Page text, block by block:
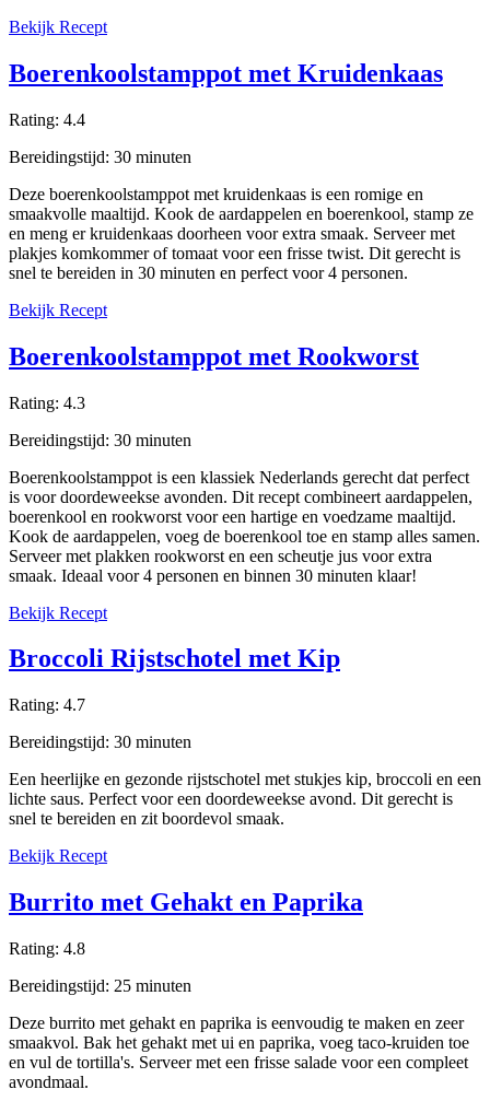
Bekijk Recept
Boerenkoolstamppot met Kruidenkaas
Rating: 4.4
Bereidingstijd: 30 minuten
Deze boerenkoolstamppot met kruidenkaas is een romige en
smaakvolle maaltijd. Kook de aardappelen en boerenkool, stamp ze
en meng er kruidenkaas doorheen voor extra smaak. Serveer met
plakjes komkommer of tomaat voor een frisse twist. Dit gerecht is
snel te bereiden in 30 minuten en perfect voor 4 personen.
Bekijk Recept
Boerenkoolstamppot met Rookworst
Rating: 4.3
Bereidingstijd: 30 minuten
Boerenkoolstamppot is een klassiek Nederlands gerecht dat perfect
is voor doordeweekse avonden. Dit recept combineert aardappelen,
boerenkool en rookworst voor een hartige en voedzame maaltijd.
Kook de aardappelen, voeg de boerenkool toe en stamp alles samen.
Serveer met plakken rookworst en een scheutje jus voor extra
smaak. Ideaal voor 4 personen en binnen 30 minuten klaar!
Bekijk Recept
Broccoli Rijstschotel met Kip
Rating: 4.7
Bereidingstijd: 30 minuten
Een heerlijke en gezonde rijstschotel met stukjes kip, broccoli en een
lichte saus. Perfect voor een doordeweekse avond. Dit gerecht is
snel te bereiden en zit boordevol smaak.
Bekijk Recept
Burrito met Gehakt en Paprika
Rating: 4.8
Bereidingstijd: 25 minuten
Deze burrito met gehakt en paprika is eenvoudig te maken en zeer
smaakvol. Bak het gehakt met ui en paprika, voeg taco-kruiden toe
en vul de tortilla's. Serveer met een frisse salade voor een compleet
avondmaal.